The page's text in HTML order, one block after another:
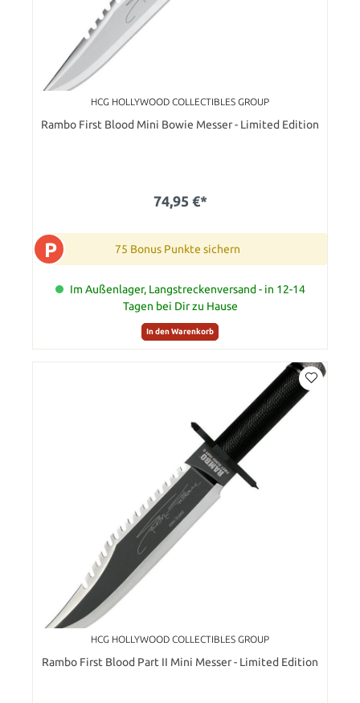
HCG HOLLYWOOD COLLECTIBLES GROUP
Rambo First Blood Mini Bowie Messer - Limited Edition
74,95 €*
P 75 Bonus Punkte sichern
Im Außenlager, Langstreckenversand - in 12-14
Tagen bei Dir zu Hause
In den Warenkorb
HCG HOLLYWOOD COLLECTIBLES GROUP
Rambo First Blood Part II Mini Messer - Limited Edition